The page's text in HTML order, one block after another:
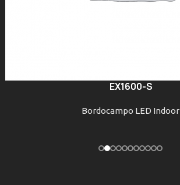
EX1600-S
Bordocampo LED Indoor